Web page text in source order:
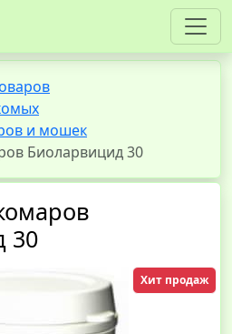
и мошек
Биоларвицид 30
30
Хит продаж